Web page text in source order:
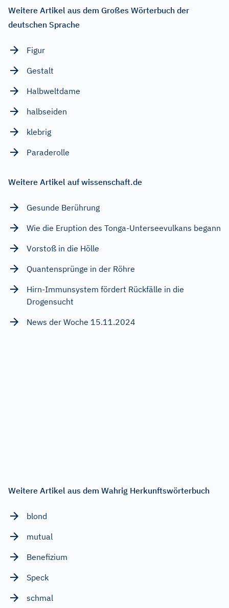
Weitere Artikel aus dem Großes Wörterbuch der
deutschen Sprache
Figur
Gestalt
Halbweltdame
halbseiden
klebrig
Paraderolle
Weitere Artikel auf wissenschaft.de
Gesunde Berührung
Wie die Eruption des Tonga-Unterseevulkans begann
Vorstoß in die Hölle
Quantensprünge in der Röhre
Hirn-Immunsystem fördert Rückfälle in die
Drogensucht
News der Woche 15.11.2024
Weitere Artikel aus dem Wahrig Herkunftswörterbuch
blond
mutual
Benefizium
Speck
schmal